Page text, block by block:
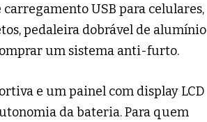
USB para celulares,
pedaleira dobrável de alumínio
um sistema anti-furto.
e um painel com display LCD
da bateria. Para quem